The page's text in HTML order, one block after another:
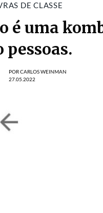
DE CLASSE
é uma
pessoas.
PORCARLOS WEINMAN
27.05.2022